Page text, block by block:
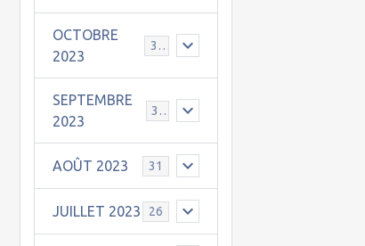
OCTOBRE
2023
31
SEPTEMBRE
2023
30
AOÛT 2023 31
JUILLET 2023 26